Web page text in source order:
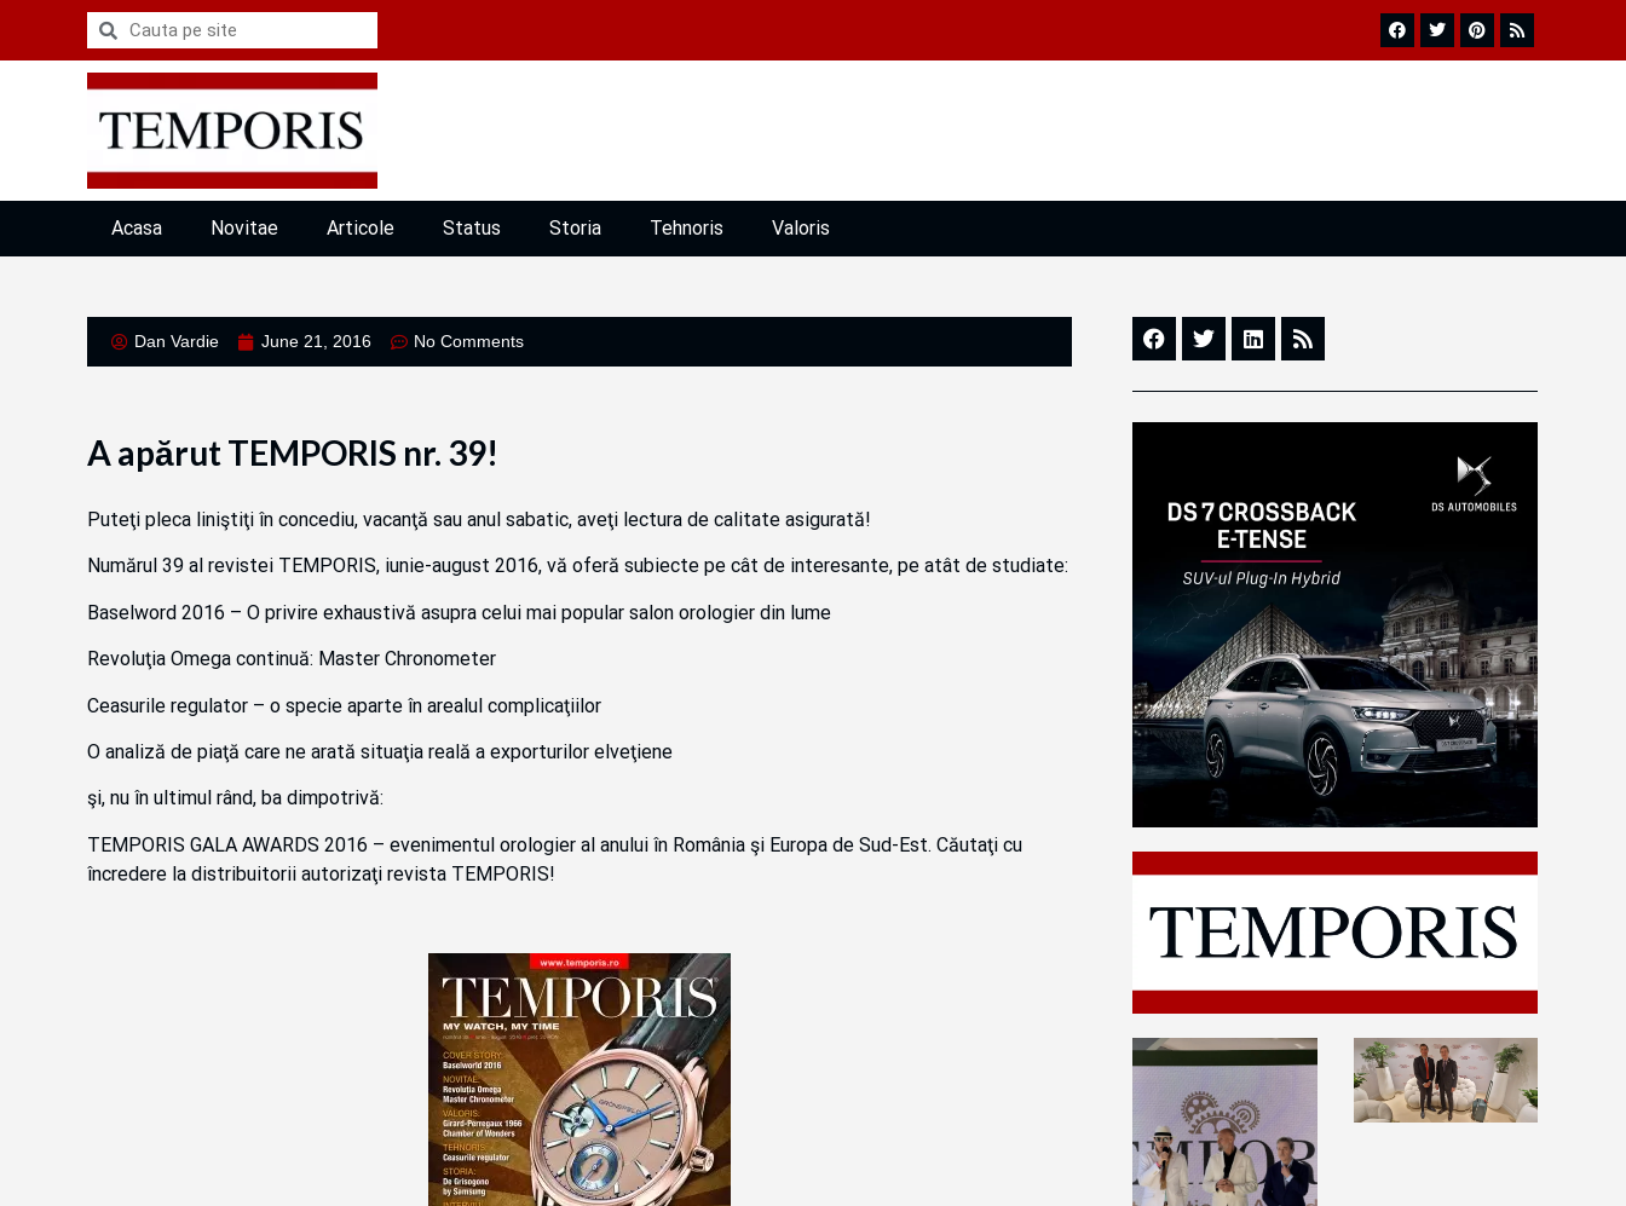
Acasa Novitae Articole Status Storia Tehnoris Valoris
Dan Vardie June 21, 2016 No Comments
A apărut TEMPORIS nr. 39!
Puteţi pleca liniştiţi în concediu, vacanţă sau anul sabatic, aveţi lectura de calitate asigurată!
Numărul 39 al revistei TEMPORIS, iunie-august 2016, vă oferă subiecte pe cât de interesante, pe atât de studiate:
Baselword 2016 – O privire exhaustivă asupra celui mai popular salon orologier din lume
Revoluţia Omega continuă: Master Chronometer
Ceasurile regulator – o specie aparte în arealul complicaţiilor
O analiză de piaţă care ne arată situaţia reală a exporturilor elveţiene
şi, nu în ultimul rând, ba dimpotrivă:
TEMPORIS GALA AWARDS 2016 – evenimentul orologier al anului în România şi Europa de Sud-Est. Căutaţi cu
încredere la distribuitorii autorizaţi revista TEMPORIS!